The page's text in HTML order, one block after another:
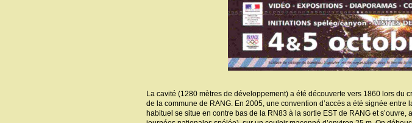
La cavité (1280 mètres de développement) a été découverte vers 1860 lors du
de la commune de RANG. En 2005, une convention d’accès a été signée
habituel se situe en contre bas de la RN83 à la sortie EST de RANG et